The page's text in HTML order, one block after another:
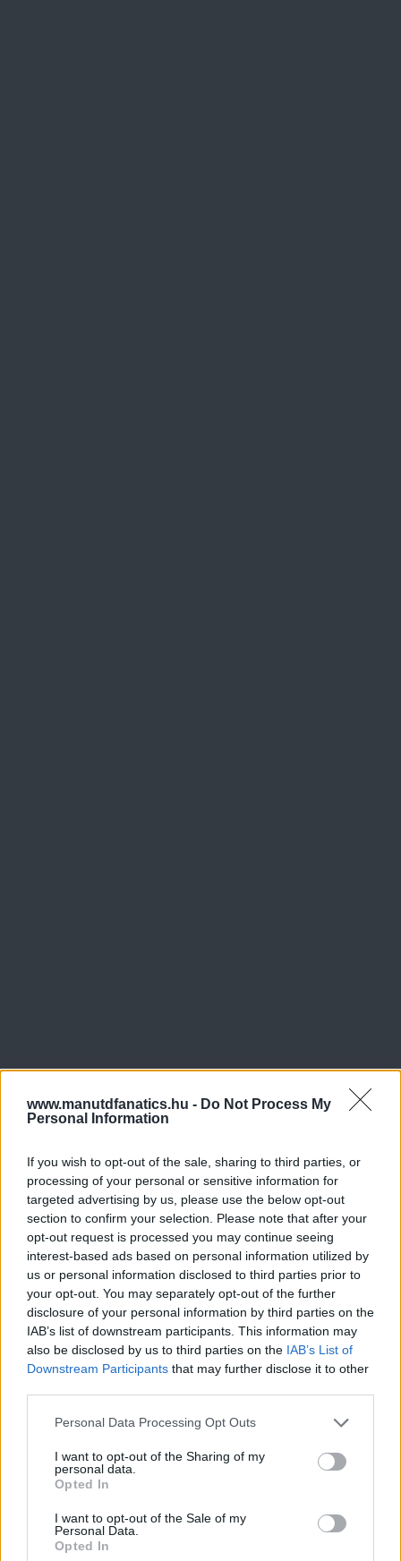
www.manutdfanatics.hu - Do Not Process My
Personal Information
If you wish to opt-out of the sale, sharing to third parties, or
processing of your personal or sensitive information for
targeted advertising by us, please use the below opt-out
section to confirm your selection. Please note that after your
opt-out request is processed you may continue seeing
interest-based ads based on personal information utilized by
us or personal information disclosed to third parties prior to
your opt-out. You may separately opt-out of the further
disclosure of your personal information by third parties on the
IAB’s list of downstream participants. This information may
also be disclosed by us to third parties on the IAB’s List of
Downstream Participants that may further disclose it to other
Please note that this website/app uses one or more Google
not limited to your visit or usage behaviour. You may click to
grant or deny consent to Google and its third-party tags to
use your data for below specified purposes in below Google
consent section.
Personal Data Processing Opt Outs
I want to opt-out of the Sharing of my
personal data.
Opted In
I want to opt-out of the Sale of my
Personal Data.
Opted In
Meccs Center
Paris Saint-Germainvs
Manchester United
Felkészülési szezon 4. mérkőzés
2026-08-08 17:00
Leeds UnitedvsManchester United